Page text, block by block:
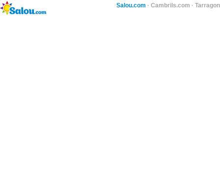
Salou.com · Cambrils.com ·